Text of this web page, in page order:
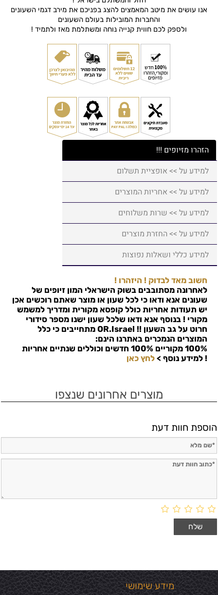
אנו עושים את מיטב המאמצים להצג בפניכם את מירב דגמי השעונים
והחברות המובילות בעולם השעונים
ולספק לכם חווית קנייה נוחה ומשתלמת מאז ולתמיד !
הזהרו מזיופים !!!
למידע על >> אופציית תשלום
למידע על >> אחריות המוצרים
למידע על >> שרות משלוחים
למידע על >> החזרת מוצרים
למידע כללי ושאלות נפוצות
חשוב מאד לבדוק ! היזהרו !
לאחרונה מסתובבים בשוק הישראלי המון זיופים של
שעונים אנא ודאו כי לכל שעון או מוצר שאתם רוכשים אכן
יש תעודות אחריות כולל קופסא מקורית ומדריך למשמש
מקורי ! בנוסף אנא ודאו שלכל שעון ישנו מספר סידורי
חרוט על גב השעון !! OR.Israel מתחייבים כי כלל
המוצרים הנמכרים באתרנו הינם:
100% מקוריים 100% חדשים וכוללים שנתיים אחריות
! למידע נוסף > לחץ כאן
מוצרים אחרונים שנצפו
הוספת חוות דעת
מידע שימושי